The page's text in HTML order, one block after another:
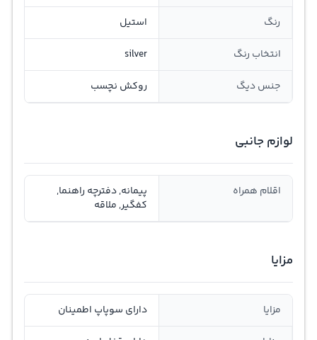
رنگ استیل
انتخاب رنگ silver
جنس دیگ روکش نچسب
لوازم جانبی
اقلام همراه
پیمانه, دفترچه راهنما,
کفگیر, ملاقه
مزایا
مزایا دارای سوپاپ اطمینان